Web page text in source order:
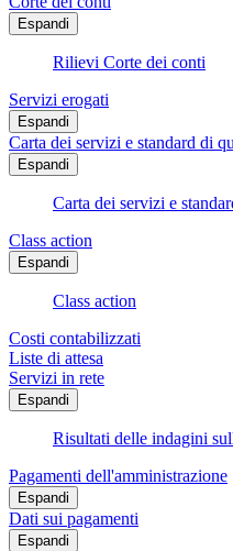
Espandi
Rilievi Corte dei conti
Servizi erogati
Espandi
Carta dei servizi e standard di
Espandi
Carta dei servizi e
Class action
Espandi
Class action
Costi contabilizzati
Liste di attesa
Servizi in rete
Espandi
Risultati delle indagini
Pagamenti dell'amministrazione
Espandi
Dati sui pagamenti
Espandi